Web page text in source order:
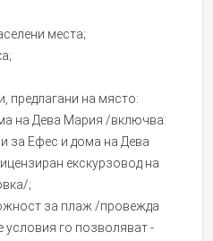
места;
предлагани на място:
на Дева Мария /включва:
за Ефес и дома на Дева
екскурзовод на
;
за плаж /провежда
условия го позволяват -